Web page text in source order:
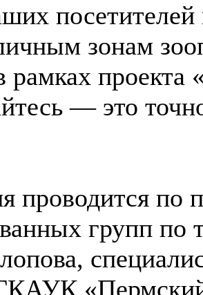
посетителей
зонам
рамках проекта
— это
проводится по
групп по